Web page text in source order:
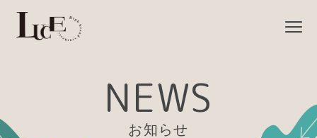
NEWS
お知らせ